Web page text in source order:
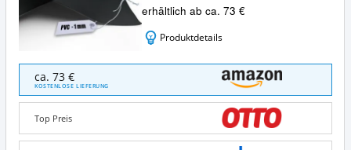
erhältlich ab ca. 73 €
Produktdetails
Teichfolie
PVC
1mm
schwarz
4m
ca. 73 €
KOSTENLOSE LIEFERUNG
Top Preis